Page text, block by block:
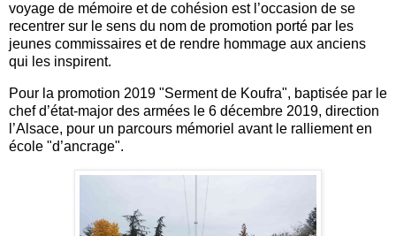
voyage de mémoire et de cohésion est l’occasion de se
recentrer sur le sens du nom de promotion porté par les
jeunes commissaires et de rendre hommage aux anciens
qui les inspirent.
Pour la promotion 2019 "Serment de Koufra", baptisée par le
chef d’état-major des armées le 6 décembre 2019, direction
l’Alsace, pour un parcours mémoriel avant le ralliement en
école "d’ancrage".